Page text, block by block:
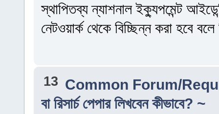
স্থাপিতব্য ন্যাশনাল ইক্যুপমেন্ট
নেটওয়ার্ক থেকে বিচ্ছিন্ন করা হবে
13 Common Forum/
বা রিসার্চ পেপার লিখবেন কীভাবে? ~